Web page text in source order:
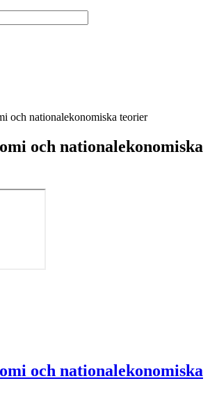
och nationalekonomiska teorier
och nationalekonomiska
och nationalekonomiska